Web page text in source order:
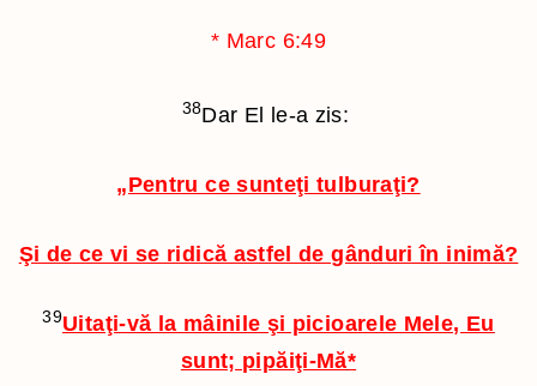
* Marc 6:49
38Dar El le-a zis:
„Pentru ce sunteţi tulburaţi?
Şi de ce vi se ridică astfel de gânduri în inimă?
39Uitaţi-vă la mâinile şi picioarele Mele, Eu
sunt; pipăiţi-Mă*